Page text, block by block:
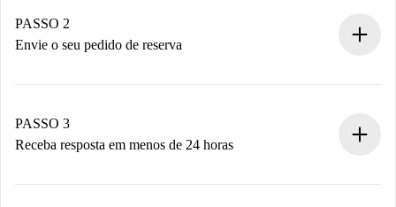
Você tem todas as informações necessárias
antecipadamente.
PASSO 2
Envie o seu pedido de reserva
Não cobramos nada até que o proprietário confirme.
PASSO 3
Receba resposta em menos de 24 horas